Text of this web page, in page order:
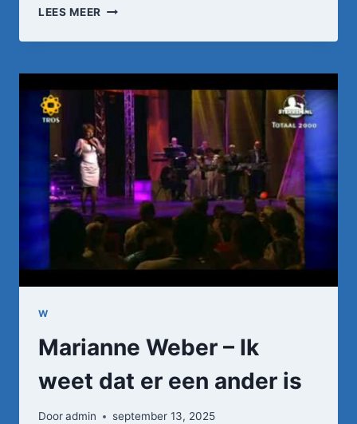
LEES MEER GERARD
–
IS
WEER
VOORBIJ
DIE
MOOIE
ZOMER
(1973)
W
Marianne Weber – Ik
weet dat er een ander is
Dooradmin september 13, 2025